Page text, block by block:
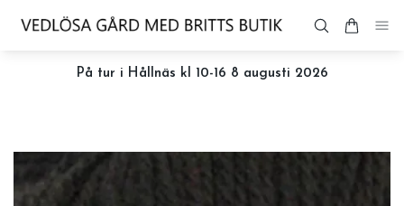
På tur i Hållnäs kl 10-16 8 augusti 2026